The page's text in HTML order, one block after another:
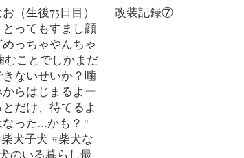
（生後75日目）
とってもすまし顔
っちゃやんちゃ
むことでしかまだ
ないせいか？噛
らはじまるよー
だけ、待てるよ
なった…かも？#
犬子犬 #柴犬な
のいる暮らし最
改装記録⑦